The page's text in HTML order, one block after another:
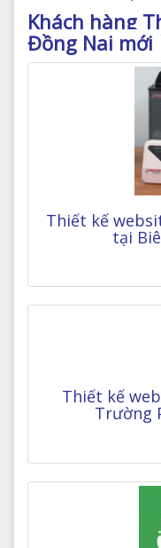
Khách hàng
Đồng Nai mới
Thiết kế
tại
Thiết kế
Trường